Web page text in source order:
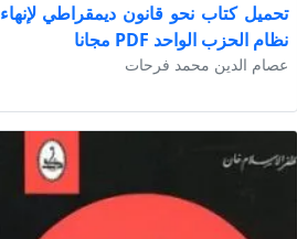
تحميل كتاب نحو قانون ديمقراطي لإنهاء
نظام الحزب الواحد PDF مجانا
عصام الدين محمد فرحات